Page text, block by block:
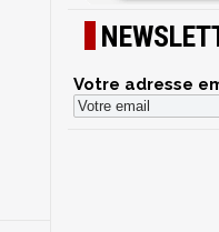
Votre adresse